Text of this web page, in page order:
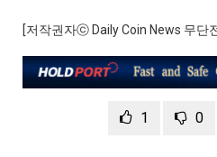
[저작권자ⓒ Daily Coin News 무단
1 0